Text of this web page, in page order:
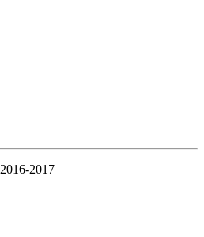
2016-2017